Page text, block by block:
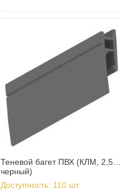
Теневой багет ПВХ (КЛМ, 2,5м,
черный)
Доступность: 110 шт.